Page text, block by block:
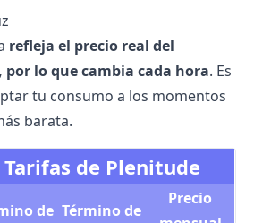
refleja el precio real del
por lo que cambia cada hora. Es
tu consumo a los momentos
barata.
Tarifas de Plenitude
de Término de
Precio